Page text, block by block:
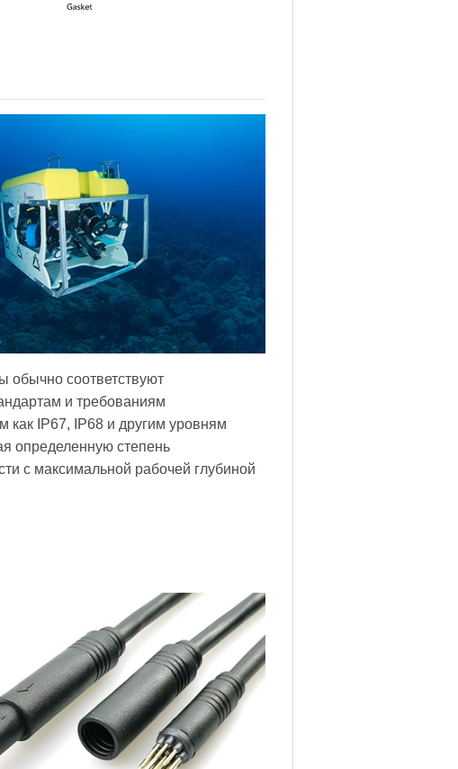
обычно соответствуют
и требованиям
как IP67, IP68 и другим уровням
определенную степень
с максимальной рабочей глубиной